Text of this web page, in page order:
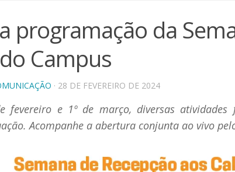
programação da
Campus
· 28 DE FEVEREIRO DE 2024
fevereiro e 1º de março, diversas
Acompanhe a abertura conjunta ao vivo